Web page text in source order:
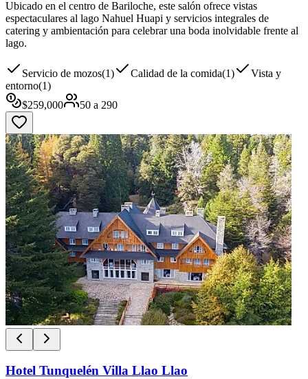
Ubicado en el centro de Bariloche, este salón ofrece vistas
espectaculares al lago Nahuel Huapi y servicios integrales de
catering y ambientación para celebrar una boda inolvidable frente al
lago.
Servicio de mozos(1) Calidad de la comida(1)
Vista y
entorno(1)
$259,000 50 a 290
Hotel Tunquelén Villa Llao Llao